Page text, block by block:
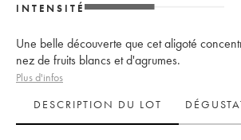
INTENSITÉ
Une belle découverte que cet aligoté
nez de fruits blancs et d'agrumes.
Plus d'infos
DESCRIPTION DU LOT